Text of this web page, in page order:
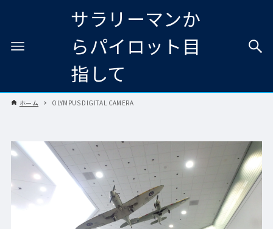
サラリーマンか
らパイロット目
指して
ホーム OLYMPUS DIGITAL CAMERA